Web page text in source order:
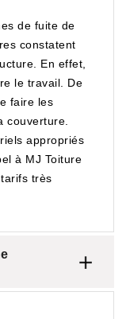
de fuite de
constatent
En effet,
le travail. De
faire les
couverture.
appropriés
à MJ Toiture
très